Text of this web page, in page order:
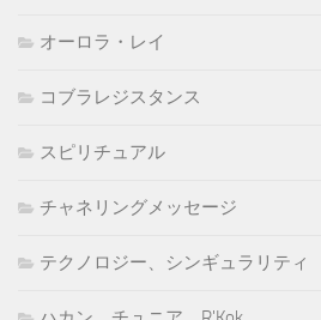
オーロラ・レイ
コブラレジスタンス
スピリチュアル
チャネリングメッセージ
テクノロジー、シンギュラリティ